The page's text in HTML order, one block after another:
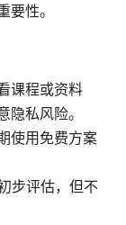
性。
课程或资料
私风险。
使用免费方案
步评估，但不